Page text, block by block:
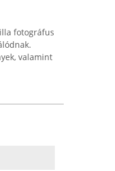
fotográfus
valamint